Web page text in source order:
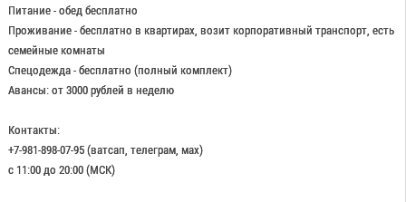
Питание - обед бесплатно
Проживание - бесплатно в квартирах, возит корпоративный транспорт, есть
семейные комнаты
Спецодежда - бесплатно (полный комплект)
Авансы: от 3000 рублей в неделю
Контакты:
+7-981-898-07-95 (ватсап, телеграм, мах)
с 11:00 до 20:00 (МСК)